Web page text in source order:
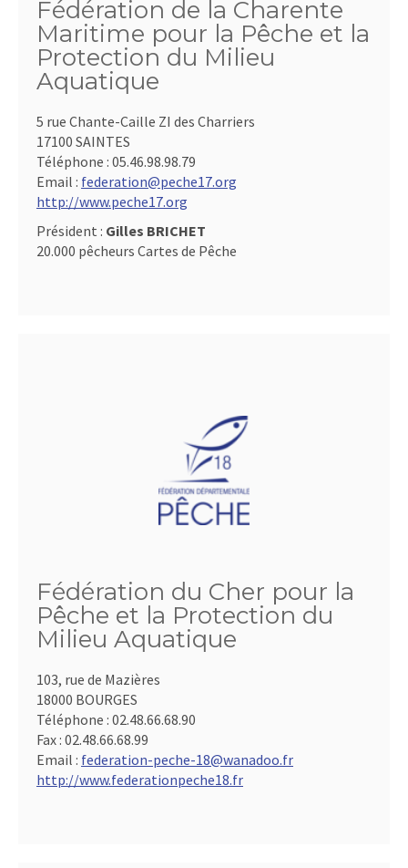
Fédération de la Charente
Maritime pour la Pêche et la
Protection du Milieu
Aquatique
5 rue Chante-Caille ZI des Charriers
17100 SAINTES
Téléphone : 05.46.98.98.79
Email : federation@peche17.org
http://www.peche17.org
Président : Gilles BRICHET
20.000 pêcheurs Cartes de Pêche
Fédération du Cher pour la
Pêche et la Protection du
Milieu Aquatique
103, rue de Mazières
18000 BOURGES
Téléphone : 02.48.66.68.90
Fax : 02.48.66.68.99
Email : federation-peche-18@wanadoo.fr
http://www.federationpeche18.fr